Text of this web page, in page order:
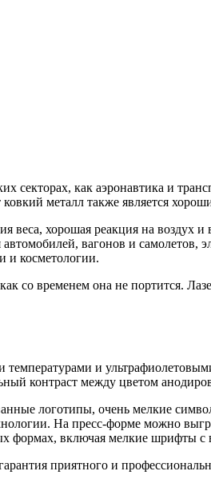
секторах, как аэронавтика и
металл также является
веса, хорошая реакция на воздух и
вагонов и самолетов,
и косметологии.
со временем она не портится.
и
контраст между цветом
логотипы, очень мелкие
На пресс-форме можно
формах, включая мелкие шрифты
приятного и